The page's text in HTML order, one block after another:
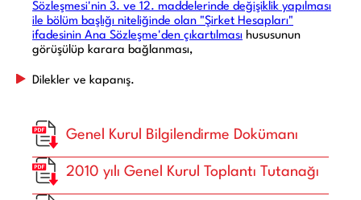
Sözleşmesi'nin 3. ve 12. maddelerinde değişiklik yapılması
ile bölüm başlığı niteliğinde olan "Şirket Hesapları"
ifadesinin Ana Sözleşme'den çıkartılması hususunun
görüşülüp karara bağlanması,
Dilekler ve kapanış.
Genel Kurul Bilgilendirme Dokümanı
2010 yılı Genel Kurul Toplantı Tutanağı